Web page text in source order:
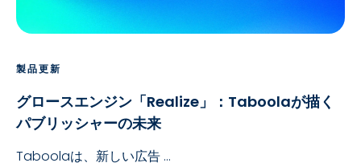
製品更新
グロースエンジン「Realize」：Taboolaが描く
パブリッシャーの未来
Taboolaは、新しい広告 ...